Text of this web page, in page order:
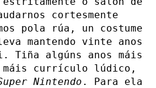
cortesmente
pola rúa, un costume
mantendo vinte anos
Tiña algúns anos máis
máis currículo lúdico,
Nintendo . Para ela